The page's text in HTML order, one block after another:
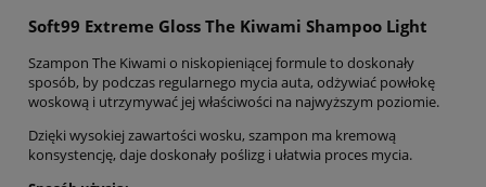
Soft99 Extreme Gloss The Kiwami Shampoo Light
Szampon The Kiwami o niskopieniącej formule to doskonały
sposób, by podczas regularnego mycia auta, odżywiać powłokę
woskową i utrzymywać jej właściwości na najwyższym poziomie.
Dzięki wysokiej zawartości wosku, szampon ma kremową
konsystencję, daje doskonały poślizg i ułatwia proces mycia.